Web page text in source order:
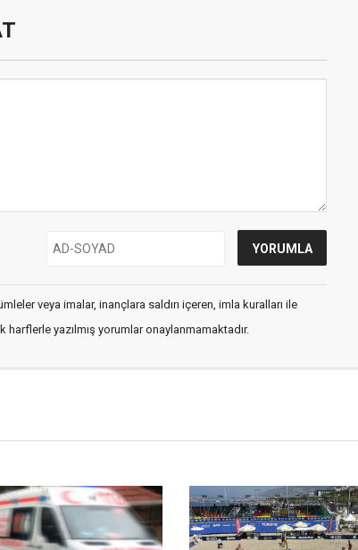
veya imalar, inançlara saldırı içeren, imla kuralları ile
harflerle yazılmış yorumlar onaylanmamaktadır.